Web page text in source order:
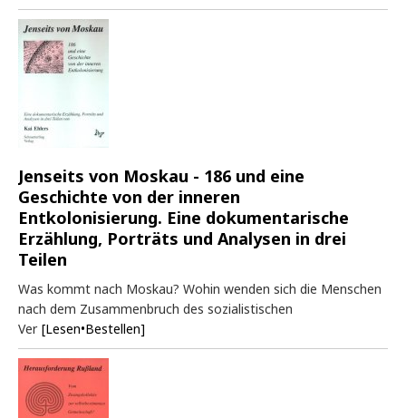
Jenseits von Moskau - 186 und eine
Geschichte von der inneren
Entkolonisierung. Eine dokumentarische
Erzählung, Porträts und Analysen in drei
Teilen
Was kommt nach Moskau? Wohin wenden sich die Menschen
nach dem Zusammenbruch des sozialistischen
Ver [Lesen•Bestellen]